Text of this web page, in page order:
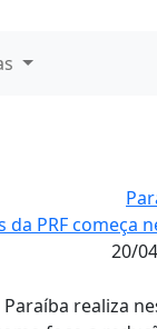
da PRF começa
20/
Paraíba realiza